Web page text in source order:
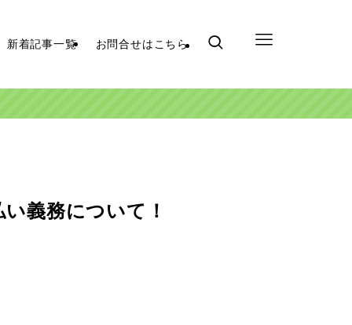
新着記事一覧 お問合せはこちら
義務について！